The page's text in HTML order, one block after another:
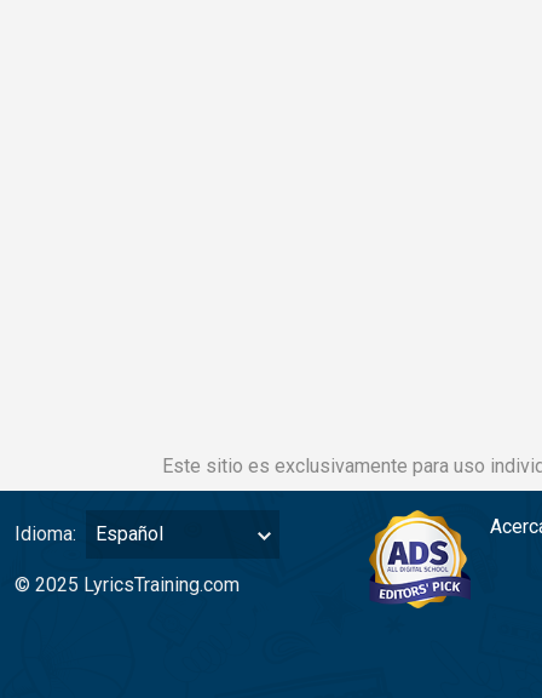
Este sitio es exclusivamente para uso
Idioma: Español
© 2025 LyricsTraining.com